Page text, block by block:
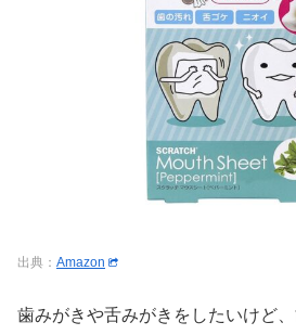
出典： Amazon
歯みがきや舌みがきをしたいけど